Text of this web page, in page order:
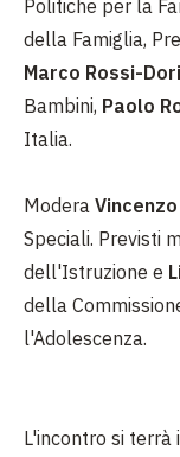
Politiche per la
della Famiglia,
Marco Rossi-
Bambini, Paolo
Italia.
Modera
Speciali. Previsti
dell'Istruzione e
della
l'Adolescenza.
L'incontro si terrà